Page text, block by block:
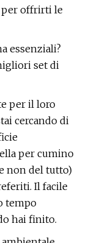
per offrirti le
essenziali?
set di
per il loro
cercando di
per cumino
non del tutto)
Il facile
tempo
hai finito.